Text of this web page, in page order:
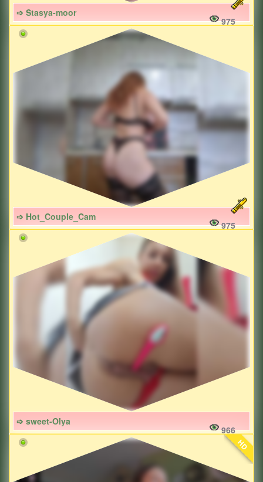
➩ Stasya-moor
975
➩ Hot_Couple_Cam
975
➩ sweet-Olya
966
HD